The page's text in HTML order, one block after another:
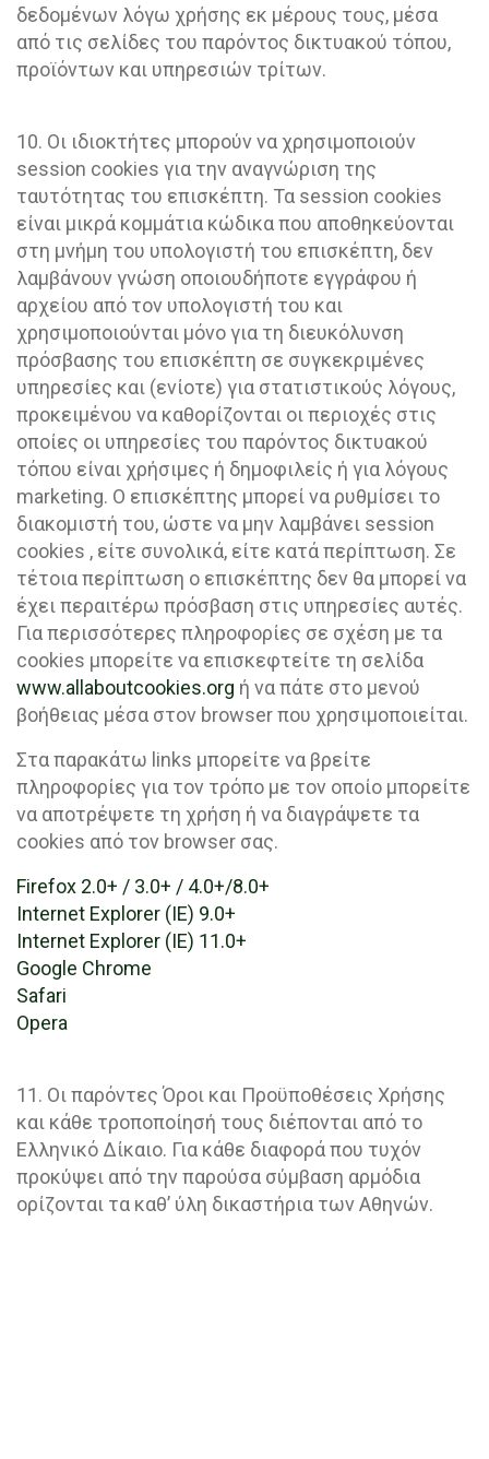
δεδομένων λόγω χρήσης εκ μέρους τους, μέσα
από τις σελίδες του παρόντος δικτυακού τόπου,
προϊόντων και υπηρεσιών τρίτων.
10. Οι ιδιοκτήτες μπορούν να χρησιμοποιούν
session cookies για την αναγνώριση της
ταυτότητας του επισκέπτη. Τα session cookies
είναι μικρά κομμάτια κώδικα που αποθηκεύονται
στη μνήμη του υπολογιστή του επισκέπτη, δεν
λαμβάνουν γνώση οποιουδήποτε εγγράφου ή
αρχείου από τον υπολογιστή του και
χρησιμοποιούνται μόνο για τη διευκόλυνση
πρόσβασης του επισκέπτη σε συγκεκριμένες
υπηρεσίες και (ενίοτε) για στατιστικούς λόγους,
προκειμένου να καθορίζονται οι περιοχές στις
οποίες οι υπηρεσίες του παρόντος δικτυακού
τόπου είναι χρήσιμες ή δημοφιλείς ή για λόγους
marketing. O επισκέπτης μπορεί να ρυθμίσει το
διακομιστή του, ώστε να μην λαμβάνει session
cookies , είτε συνολικά, είτε κατά περίπτωση. Σε
τέτοια περίπτωση ο επισκέπτης δεν θα μπορεί να
έχει περαιτέρω πρόσβαση στις υπηρεσίες αυτές.
Για περισσότερες πληροφορίες σε σχέση με τα
cookies μπορείτε να επισκεφτείτε τη σελίδα
www.allaboutcookies.org ή να πάτε στο μενού
βοήθειας μέσα στον browser που χρησιμοποιείται.
Στα παρακάτω links μπορείτε να βρείτε
πληροφορίες για τον τρόπο με τον οποίο μπορείτε
να αποτρέψετε τη χρήση ή να διαγράψετε τα
cookies από τον browser σας.
Firefox 2.0+ / 3.0+ / 4.0+/8.0+
Internet Explorer (IE) 9.0+
Internet Explorer (IE) 11.0+
Google Chrome
Safari
Opera
11. Οι παρόντες Όροι και Προϋποθέσεις Χρήσης
και κάθε τροποποίησή τους διέπονται από το
Ελληνικό Δίκαιο. Για κάθε διαφορά που τυχόν
προκύψει από την παρούσα σύμβαση αρμόδια
ορίζονται τα καθ’ ύλη δικαστήρια των Αθηνών.